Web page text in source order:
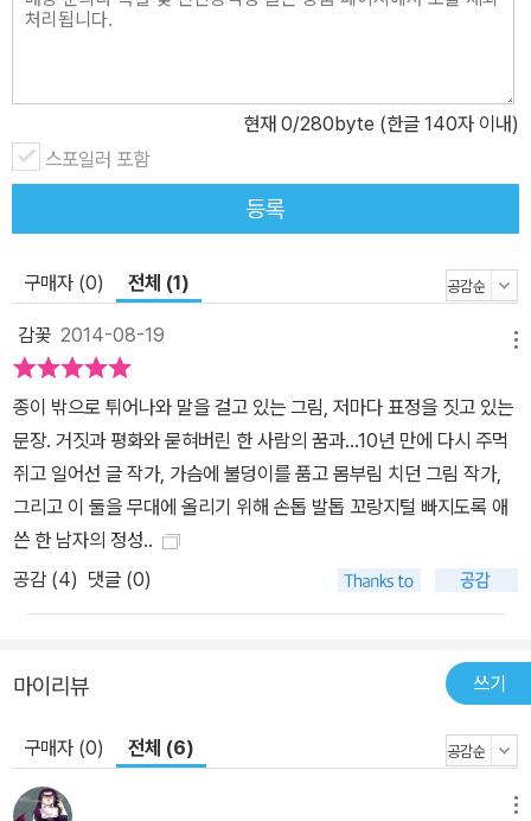
죽거나 다치게 된 이들이 간직한 이야기들에 대해서는 입을 다물었습
는 하이달, 초등학교에서 아이들을 가르치는 파라, 타고난 손재주로
자동차를 만드는 기술자가 되고 싶다는 모하메드, 자식, 손자들과 한
집에 모여 사는 것이 생의 마지막 꿈인 나이 아흔의 무스타파, 아이들
을 돌보며 살고 싶다는 도하와 마을에서 공부방을 운영하는 그녀의
키우며 ‘우리’와 다르지 않은 삶을 사는 평범한 사람들이었다. 그렇기
사, 스미스, 토미 역시 가족을 사랑하고 책임감 강한 사람들이었다. 하
지만 전쟁은 이들의 그 소박한 꿈을, 사랑하는 사람을, 오지 않은 미래
를 무참히 짓밟았고, 인간 본성을 저버리게까지 했다. 그 주범은 말할
것도 없이 자신들의 이익을 챙기고자 ‘정의로운 전쟁’, ‘착한 전쟁’이
라는 거짓 선전으로 전쟁을 일으킨 권력자들이다. 심각한 얼굴의 사
람들 가운데 장교 옷을 입은 사람, 그이는 의기양양한 얼굴로 기자들
앞에 섰습니다. “독재자가 비밀 무기를 숨겨 둔 곳을 공격했습니다.
이 정의로운 전쟁은 계획대로 잘 되고 있습니다. 이 나라는 자유의 땅
이 될 것이고, 이곳에서도 누구나 꿈을 이루며 살아갈 수 있습니다.” -
면 전쟁을 주도하지 않았다고 해서, 총을 쏘지 않았다고 해서, 증오를
그 전쟁을 구경하고 방관하고 외면했다는 것만으로도 어쩌면 우리는
전쟁을 옹호하고 평화를 방해한 공범자들이다. 특히나 이라크전은 각
현재 0/280byte (한글 140자 이내)
스포일러 포함
등록
구매자 (0) 전체 (1)
감꽃 2014-08-19
종이 밖으로 튀어나와 말을 걸고 있는 그림, 저마다 표정을 짓고 있는
문장. 거짓과 평화와 묻혀버린 한 사람의 꿈과...10년 만에 다시 주먹
쥐고 일어선 글 작가, 가슴에 불덩이를 품고 몸부림 치던 그림 작가,
그리고 이 둘을 무대에 올리기 위해 손톱 발톱 꼬랑지털 빠지도록 애
쓴 한 남자의 정성..
공감 (4) 댓글 (0)
마이리뷰 쓰기
구매자 (0) 전체 (6)